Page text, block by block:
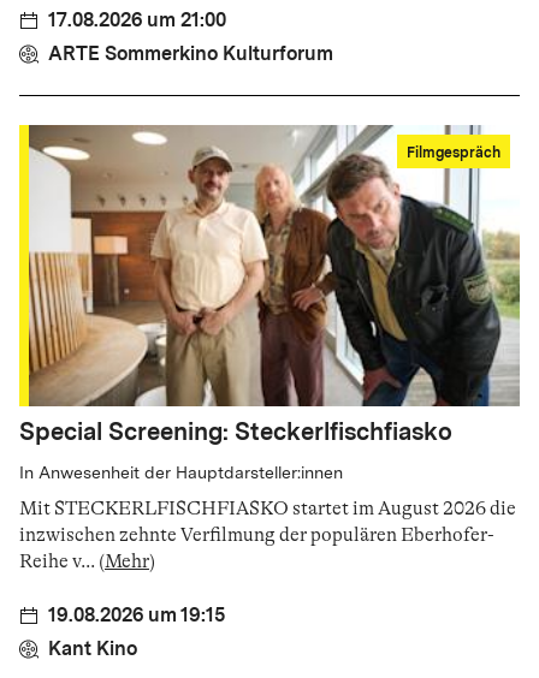
17.08.2026 um 21:00
ARTE Sommerkino Kulturforum
Filmgespräch
Special Screening: Steckerlfischfiasko
In Anwesenheit der Hauptdarsteller:innen
Mit STECKERLFISCHFIASKO startet im August 2026 die
inzwischen zehnte Verfilmung der populären Eberhofer-
Reihe v... (Mehr)
19.08.2026 um 19:15
Kant Kino